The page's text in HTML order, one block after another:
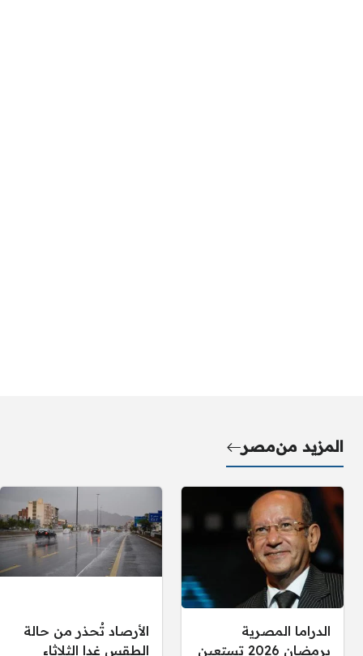
المزيد منمصر
الدراما المصرية
برمضان 2026 تستعين
الأرصاد تُحذر من حالة
الطقس غدا الثلاثاء